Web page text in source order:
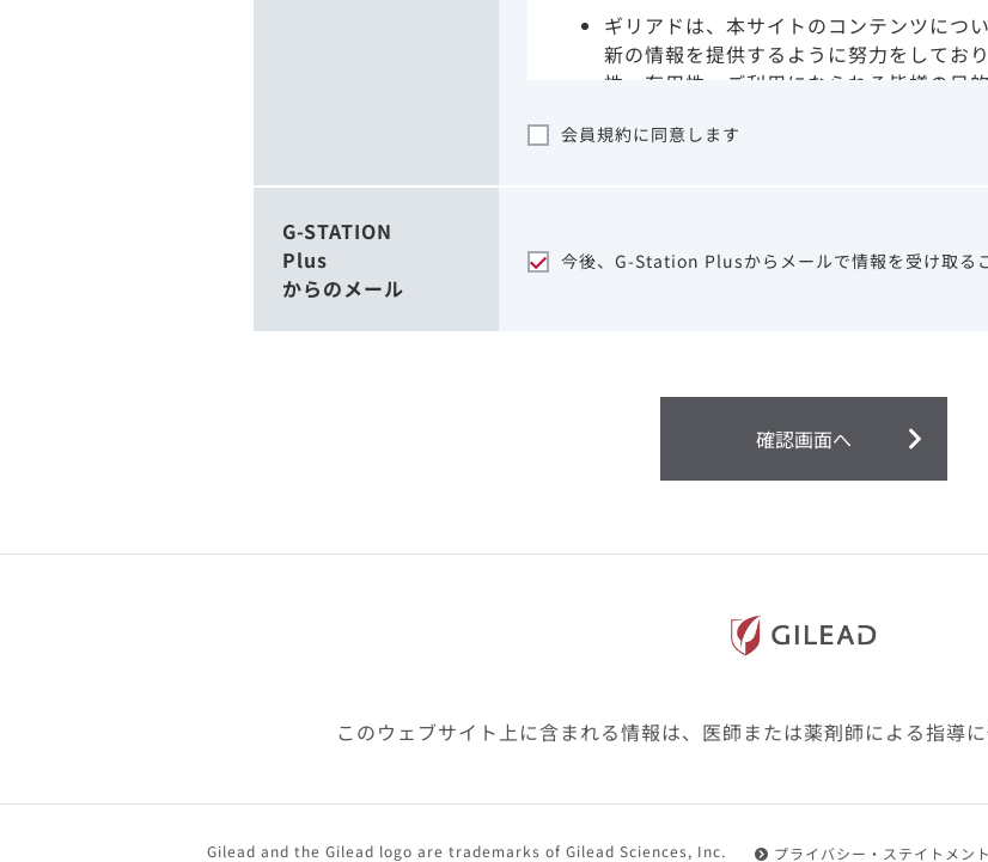
ギリアドは、本サイトのコンテンツにつ
新の情報を提供するように努力をしてお
性、有用性、ご利用になられる皆様の目
サイトを利用することまたは利用できな
本サイト内の情報は、医師その他医療関
第２条（会員）
1.会員とは、医療関係者の方で、本サービスの利
4.会員は、設置した機器がギリアドの示す利用環
設定により本サービスの利用ができない場合があ
5.会員は、登録した会員情報に変更が生じた場合
会員規約に同意します
G-STATION
Plus
からのメール
今後、G-Station Plusからメールで情報を受け取る
確認画面へ
このウェブサイト上に含まれる情報は、医師または薬剤師による指導
Gilead and the Gilead logo are trademarks of Gilead Sciences, Inc. プライバシー・ステイトメント